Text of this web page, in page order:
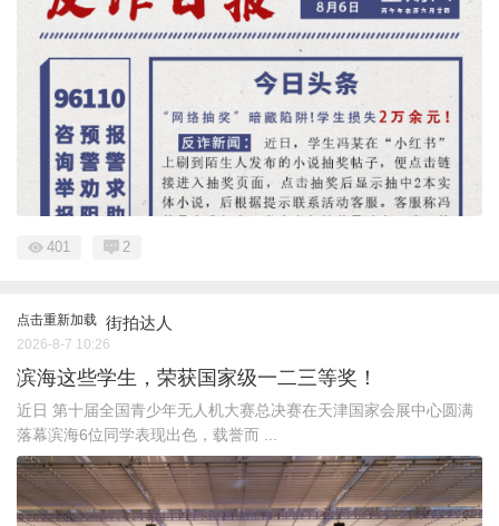
401 2
点击重新加载 街拍达人
2026-8-7 10:26
滨海这些学生，荣获国家级一二三等奖！
近日 第十届全国青少年无人机大赛总决赛在天津国家会展中心圆满
落幕滨海6位同学表现出色，载誉而 ...